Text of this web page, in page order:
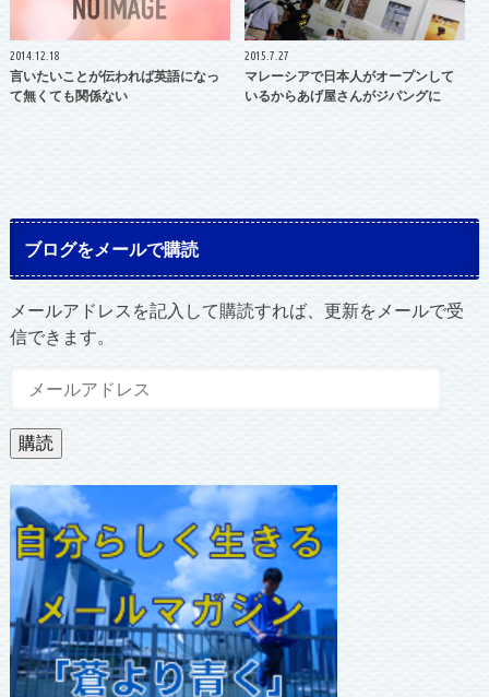
2014.12.18
言いたいことが伝われば英語になっ
て無くても関係ない
2015.7.27
マレーシアで日本人がオープンして
いるからあげ屋さんがジパングに
ブログをメールで購読
メールアドレスを記入して購読すれば、更新をメールで受
信できます。
ル
ア
ド
レ
ス
購読